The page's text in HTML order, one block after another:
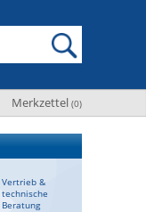
Merkzettel (0)
Vertrieb &
technische
Beratung